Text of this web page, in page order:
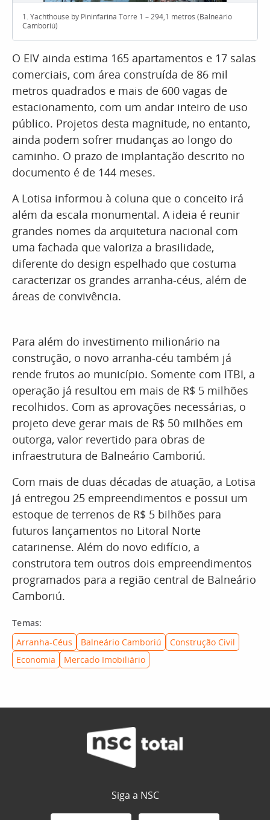
1. Yachthouse by Pininfarina Torre 1 – 294,1 metros (Balneário
Camboriú)
O EIV ainda estima 165 apartamentos e 17 salas
comerciais, com área construída de 86 mil
metros quadrados e mais de 600 vagas de
estacionamento, com um andar inteiro de uso
público. Projetos desta magnitude, no entanto,
ainda podem sofrer mudanças ao longo do
caminho. O prazo de implantação descrito no
documento é de 144 meses.
A Lotisa informou à coluna que o conceito irá
além da escala monumental. A ideia é reunir
grandes nomes da arquitetura nacional com
uma fachada que valoriza a brasilidade,
diferente do design espelhado que costuma
caracterizar os grandes arranha-céus, além de
áreas de convivência.
Para além do investimento milionário na
construção, o novo arranha-céu também já
rende frutos ao município. Somente com ITBI, a
operação já resultou em mais de R$ 5 milhões
recolhidos. Com as aprovações necessárias, o
projeto deve gerar mais de R$ 50 milhões em
outorga, valor revertido para obras de
infraestrutura de Balneário Camboriú.
Com mais de duas décadas de atuação, a Lotisa
já entregou 25 empreendimentos e possui um
estoque de terrenos de R$ 5 bilhões para
futuros lançamentos no Litoral Norte
catarinense. Além do novo edifício, a
construtora tem outros dois empreendimentos
programados para a região central de Balneário
Camboriú.
Temas:
Arranha-Céus
Balneário Camboriú
Construção Civil
Economia
Mercado Imobiliário
Siga a NSC